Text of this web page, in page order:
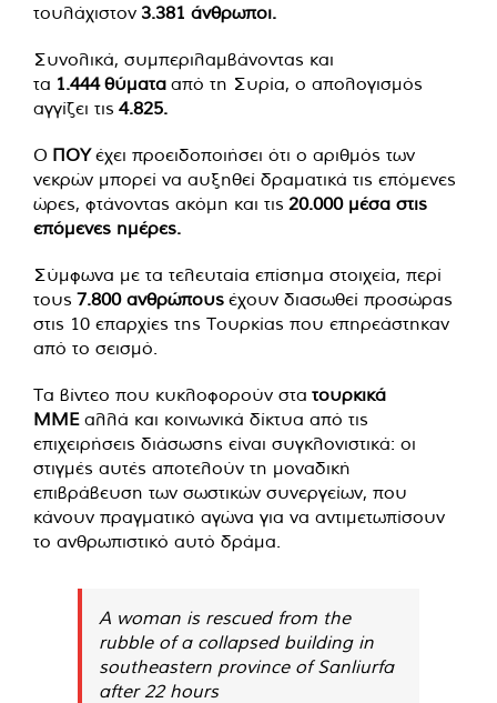
τουλάχιστον 3.381 άνθρωποι.
Συνολικά, συμπεριλαμβάνοντας και
τα 1.444 θύματα από τη Συρία, ο απολογισμός
αγγίζει τις 4.825.
Ο ΠΟΥέχει προειδοποιήσει ότι ο αριθμός των
νεκρών μπορεί να αυξηθεί δραματικά τις επόμενες
ώρες, φτάνοντας ακόμη και τις 20.000 μέσα στις
επόμενες ημέρες.
Σύμφωνα με τα τελευταία επίσημα στοιχεία, περί
τους 7.800 ανθρώπους έχουν διασωθεί προσώρας
στις 10 επαρχίες της Τουρκίας που επηρεάστηκαν
από το σεισμό.
Τα βίντεο που κυκλοφορούν στα τουρκικά
ΜΜΕ αλλά και κοινωνικά δίκτυα από τις
επιχειρήσεις διάσωσης είναι συγκλονιστικά: οι
στιγμές αυτές αποτελούν τη μοναδική
επιβράβευση των σωστικών συνεργείων, που
κάνουν πραγματικό αγώνα για να αντιμετωπίσουν
το ανθρωπιστικό αυτό δράμα.
A woman is rescued from the
rubble of a collapsed building in
southeastern province of Sanliurfa
after 22 hours